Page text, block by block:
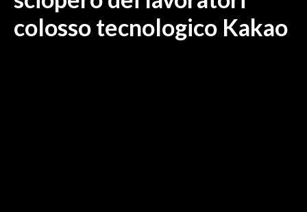
ITALIA
MONDO
colosso tecnologico Kakao